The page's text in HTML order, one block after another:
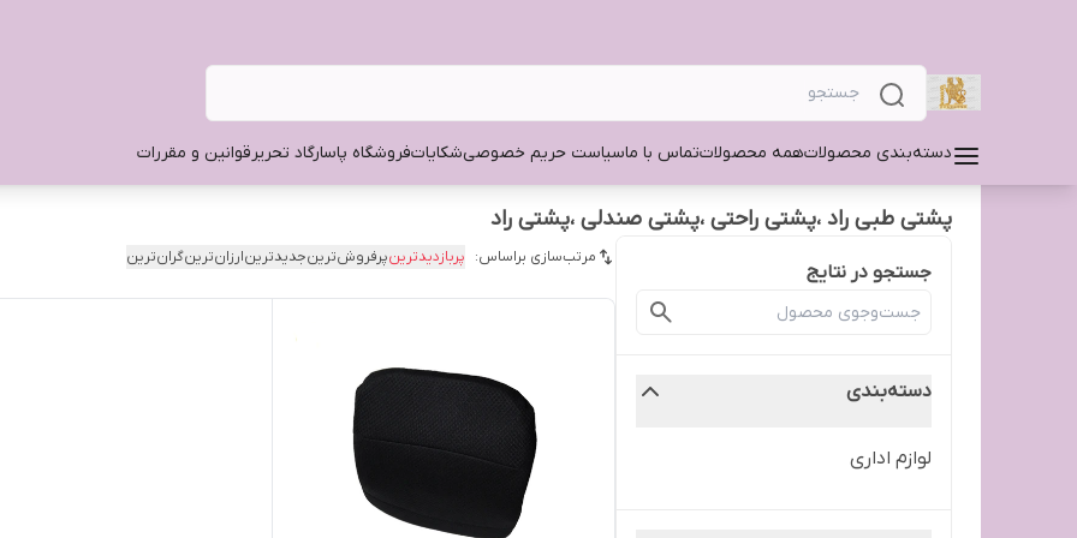
دسته‌بندی محصولاتهمه محصولاتتماس با ماسیاست حریم خصوصیشکایاتفروشگاه پاسارگاد تحریرقوانین و مقررات
‌پشتی طبی راد ،پشتی راحتی ،پشتی صندلی ،پشتی راد
جستجو در نتایج
دسته‌بندی
لوازم اداری
مرتب‌سازی براساس: پربازدیدترینپرفروش‌ترینجدیدترینارزان‌ترینگران‌ترین